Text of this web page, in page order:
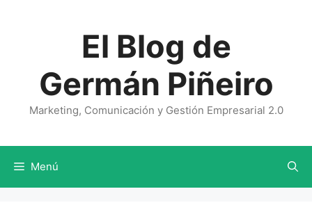
El Blog de
Germán Piñeiro
Marketing, Comunicación y Gestión Empresarial 2.0
Menú